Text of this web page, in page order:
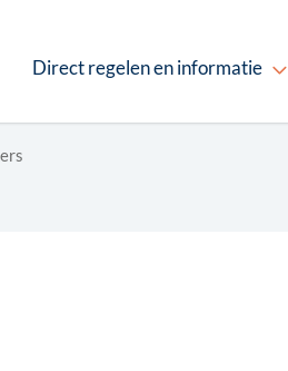
Direct regelen en informatie